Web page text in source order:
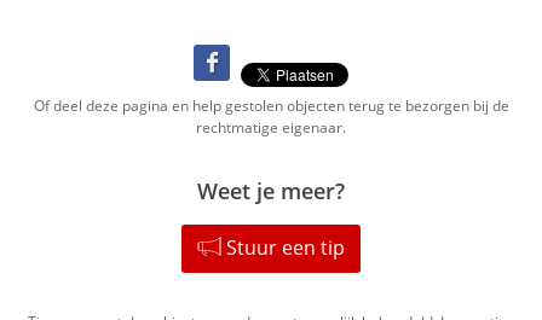
Of deel deze pagina en help gestolen objecten terug te bezorgen bij de
rechtmatige eigenaar.
Weet je meer?
Stuur een tip